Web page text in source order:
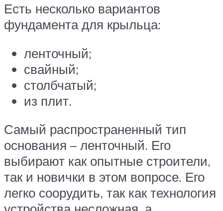
Есть несколько вариантов
фундамента для крыльца:
ленточный;
свайный;
столбчатый;
из плит.
Самый распространенный тип
основания – ленточный. Его
выбирают как опытные строители,
так и новички в этом вопросе. Его
легко соорудить, так как технология